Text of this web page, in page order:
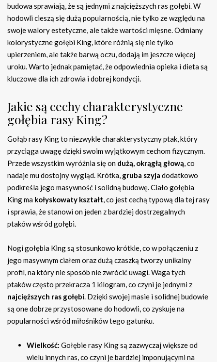
budowa sprawiają, że są jednymi z najcięższych ras gołębi. W
hodowli cieszą się dużą popularnością, nie tylko ze względu na
swoje walory estetyczne, ale także wartości mięsne. Odmiany
kolorystyczne gołębi King, które różnią się nie tylko
upierzeniem, ale także barwą oczu, dodają im jeszcze więcej
uroku. Warto jednak pamiętać, że odpowiednia opieka i dieta są
kluczowe dla ich zdrowia i dobrej kondycji.
Jakie są cechy charakterystyczne
gołębia rasy King?
Gołąb rasy King to niezwykle charakterystyczny ptak, który
przyciąga uwagę dzięki swoim wyjątkowym cechom fizycznym.
Przede wszystkim wyróżnia się on dużą, okrągłą głową, co
nadaje mu dostojny wygląd. Krótka, gruba szyja dodatkowo
podkreśla jego masywność i solidną budowę. Ciało gołębia
King ma kołyskowaty kształt, co jest cechą typową dla tej rasy
i sprawia, że stanowi on jeden z bardziej dostrzegalnych
ptaków wśród gołębi.
Nogi gołębia King są stosunkowo krótkie, co w połączeniu z
jego masywnym ciałem oraz dużą czaszką tworzy unikalny
profil, na który nie sposób nie zwrócić uwagi. Waga tych
ptaków często przekracza 1 kilogram, co czyni je jednymi z
najcięższych ras gołębi. Dzięki swojej masie i solidnej budowie
są one dobrze przystosowane do hodowli, co zyskuje na
popularności wśród miłośników tego gatunku.
Wielkość: Gołębie rasy King są zazwyczaj większe od
wielu innych ras, co czyni je bardziej imponującymi na